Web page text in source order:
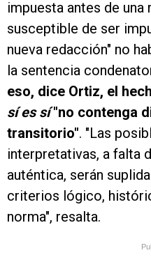
impuesta antes de
susceptible de ser
nueva redacción" no
la sentencia
eso, dice Ortiz, el
sí es sí"no contenga
transitorio". "Las
interpretativas, a falta
auténtica, serán
criterios lógico,
norma", resalta.